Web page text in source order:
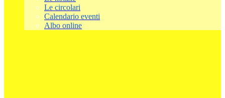
Le circolari
Calendario eventi
Albo online